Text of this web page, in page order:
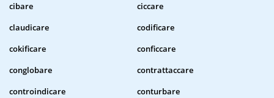
cibare
ciccare
claudicare
codificare
cokificare
conficcare
conglobare
contrattaccare
controindicare
conturbare